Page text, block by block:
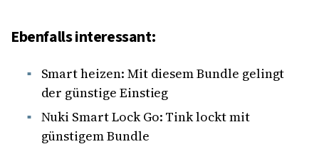
Ebenfalls interessant:
Smart heizen: Mit diesem Bundle gelingt
der günstige Einstieg
Nuki Smart Lock Go: Tink lockt mit
günstigem Bundle